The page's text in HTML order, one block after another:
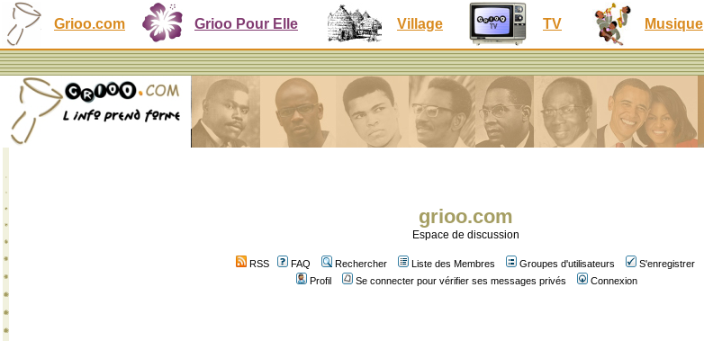
Grioo.com Grioo Pour Elle Village TV Musique
grioo.com
Espace de discussion
RSS FAQ Rechercher Liste des Membres Groupes d'utilisateurs
S'enregistrer
Profil
Se connecter pour vérifier ses messages privés Connexion